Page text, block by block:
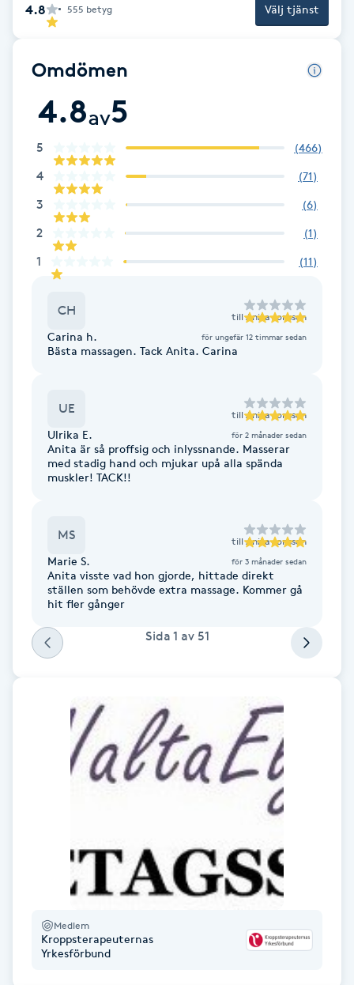
Brynplockning
Celluliter
Coachning
Color correction
Cryoterapi
Damklippning
Diamantslipning
Extensions
Extensions borttagning
Eyeliner-tatuering
Faceliftmassage
Fet hårbotten
Fibromassage
Fotmassage
4.8 555 betyg Välj tjänst
Omdömen
4.8av5
5 (466)
4 (71)
3 (6)
2 (1)
1 (11)
CH till Anita Jonsson
Carina h. för ungefär 12 timmar sedan
Bästa massagen. Tack Anita. Carina
UE till Anita Jonsson
Ulrika E. för 2 månader sedan
Anita är så proffsig och inlyssnande. Masserar
med stadig hand och mjukar upå alla spända
muskler! TACK!!
MS till Anita Jonsson
Marie S. för 3 månader sedan
Anita visste vad hon gjorde, hittade direkt
ställen som behövde extra massage. Kommer gå
hit fler gånger
Sida 1 av 51
Medlem
Kroppsterapeuternas
Yrkesförbund